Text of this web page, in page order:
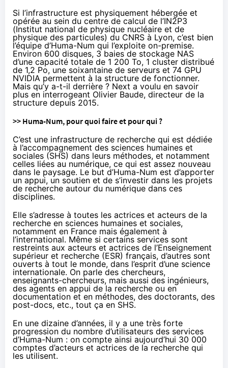
Si l’infrastructure est physiquement hébergée et
opérée au sein du centre de calcul de l’IN2P3
(Institut national de physique nucléaire et de
physique des particules) du CNRS à Lyon, c’est bien
l’équipe d’Huma-Num qui l’exploite on-premise.
Environ 600 disques, 3 baies de stockage NAS
d’une capacité totale de 1 200 To, 1 cluster distribué
de 1,2 Po, une soixantaine de serveurs et 74 GPU
NVIDIA permettent à la structure de fonctionner.
Mais qu’y a-t-il derrière ? Next a voulu en savoir
plus en interrogeant Olivier Baude, directeur de la
structure depuis 2015.
>> Huma-Num, pour quoi faire et pour qui ?
C’est une infrastructure de recherche qui est dédiée
à l’accompagnement des sciences humaines et
sociales (SHS) dans leurs méthodes, et notamment
celles liées au numérique, ce qui est assez nouveau
dans le paysage. Le but d’Huma-Num est d’apporter
un appui, un soutien et de s’investir dans les projets
de recherche autour du numérique dans ces
disciplines.
Elle s’adresse à toutes les actrices et acteurs de la
recherche en sciences humaines et sociales,
notamment en France mais également à
l’international. Même si certains services sont
restreints aux acteurs et actrices de l’Enseignement
supérieur et recherche (ESR) français, d’autres sont
ouverts à tout le monde, dans l’esprit d’une science
internationale. On parle des chercheurs,
enseignants-chercheurs, mais aussi des ingénieurs,
des agents en appui de la recherche ou en
documentation et en méthodes, des doctorants, des
post-docs, etc., tout ça en SHS.
En une dizaine d’années, il y a une très forte
progression du nombre d’utilisateurs des services
d’Huma-Num : on compte ainsi aujourd’hui 30 000
comptes d’acteurs et actrices de la recherche qui
les utilisent.